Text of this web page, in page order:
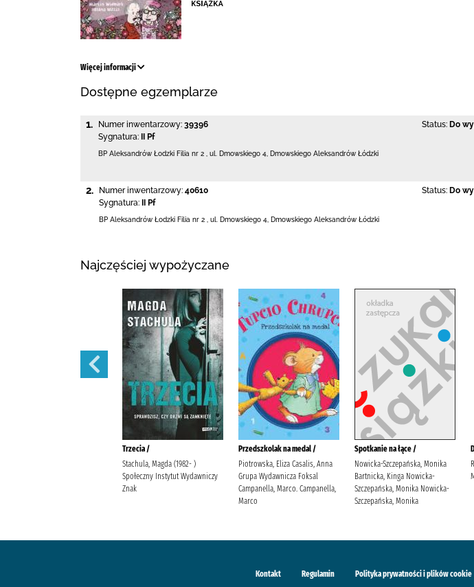
Więcej informacji
Dostępne egzemplarze
1. Numer inwentarzowy: 39396
Sygnatura:
II Pf
Status: Do
BP Aleksandrów Łodzki Filia nr 2 ul. Dmowskiego 4 Dmowskiego Aleksandrów Łódzki
2. Numer inwentarzowy: 40610
Sygnatura: II Pf
Status: Do
BP Aleksandrów Łodzki Filia nr 2 ul. Dmowskiego 4 Dmowskiego Aleksandrów Łódzki
Najczęściej wypożyczane
Trzecia /
Stachula, Magda (1982- )
Społeczny Instytut Wydawniczy
Znak
Przedszkolak na medal /
Piotrowska, Eliza Casalis, Anna
Grupa Wydawnicza Foksal
Campanella, Marco. Campanella,
Marco
Spotkanie na łące /
Nowicka-Szczepańska, Monika
Bartnicka, Kinga Nowicka-
Szczepańska, Monika Nowicka-
Szczepańska, Monika
Kontakt Regulamin Polityka prywatności i plików cookie